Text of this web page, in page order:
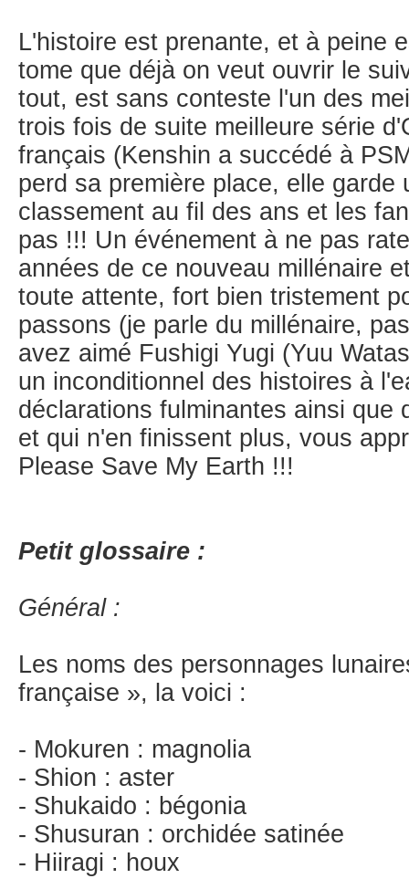
L'histoire est prenante, et à peine
tome que déjà on veut ouvrir le
tout, est sans conteste l'un des
trois fois de suite meilleure série
français (Kenshin a succédé à
perd sa première place, elle garde
classement au fil des ans et les
pas !!! Un événement à ne pas
années de ce nouveau millénaire
toute attente, fort bien tristement
passons (je parle du millénaire,
avez aimé Fushigi Yugi (Yuu
un inconditionnel des histoires à
déclarations fulminantes ainsi que
et qui n'en finissent plus, vous
Please Save My Earth !!!
Petit glossaire :
Général :
Les noms des personnages
française », la voici :
- Mokuren : magnolia
- Shion : aster
- Shukaido : bégonia
- Shusuran : orchidée satinée
- Hiiragi : houx